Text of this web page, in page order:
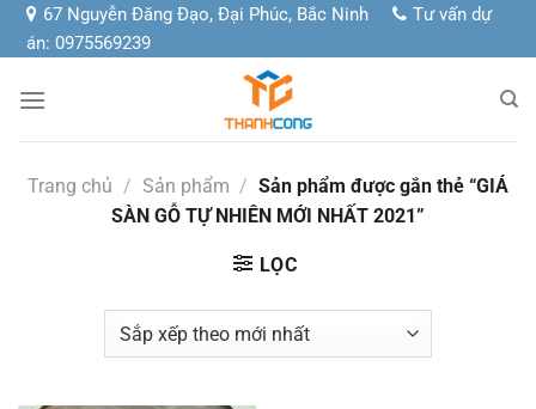
Chuyển
đến
dung
67 Nguyễn Đăng Đạo, Đại Phúc, Bắc Ninh
Tư vấn dự
án: 0975569239
Trang chủ / Sản phẩm / Sản phẩm được gắn thẻ “GIÁ
SÀN GỖ TỰ NHIÊN MỚI NHẤT 2021”
LỌC